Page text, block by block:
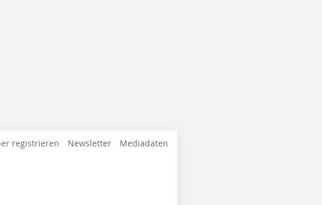
registrieren Newsletter Mediadaten